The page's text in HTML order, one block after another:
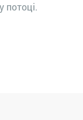
потоці.